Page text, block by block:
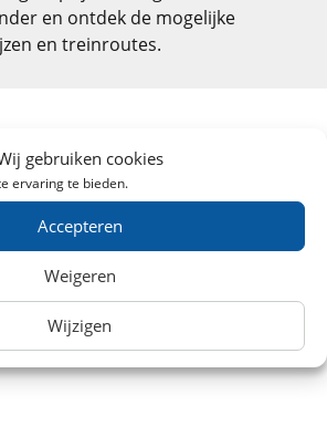
gebruiken cookies
ervaring te bieden.
Accepteren
Weigeren
Wijzigen
en ontdek de mogelijke
en treinroutes.